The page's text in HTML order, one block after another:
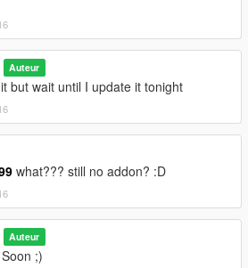
Auteur
but wait until I update it tonight
what??? still no addon? :D
Auteur
Soon ;)